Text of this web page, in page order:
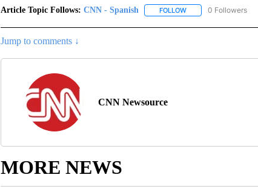
Article Topic Follows: CNN - Spanish FOLLOWFOLLOW "CNN -
0 Followers
Jump to comments ↓
CNN Newsource
MORE NEWS